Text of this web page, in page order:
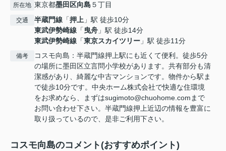
所在地 東京都墨田区向島 ５丁目
交通 半蔵門線 「押上 」駅 徒歩10分
東武伊勢崎線 「曳舟 」駅 徒歩14分
東武伊勢崎線 「東京スカイツリー 」駅 徒歩11分
備考
コスモ向島：半蔵門線押上駅にも近くて便利。徒歩5分
の場所に墨田区立言問小学校があります。共有部分も清
潔感があり、綺麗な中古マンションです。物件から駅ま
で徒歩10分です。中央ホーム株式会社で快適な住環境
をお求めなら、まずはsugimoto@chuohome.comまで
お問い合わせ下さい。半蔵門線押上近辺の情報を豊富に
取り扱っているので、是非ご利用下さい。
コスモ向島のコメント(おすすめポイント)